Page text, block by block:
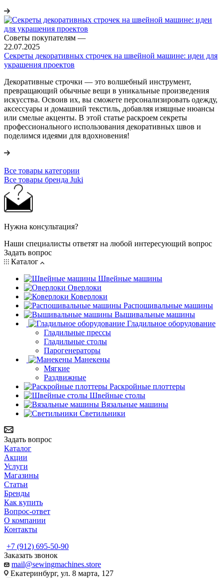
Советы покупателям —
22.07.2025
Секреты декоративных строчек на швейной машине: идеи для
украшения проектов
Декоративные строчки — это волшебный инструмент,
превращающий обычные вещи в уникальные произведения
искусства. Освоив их, вы сможете персонализировать одежду,
аксессуары и домашний текстиль, добавляя изящные нюансы
или смелые акценты. В этой статье раскроем секреты
профессионального использования декоративных швов и
поделимся идеями для вдохновения!
Все товары категории
Все товары бренда Juki
Нужна консультация?
Наши специалисты ответят на любой интересующий вопрос
Задать вопрос
Каталог
Швейные машины
Оверлоки
Коверлоки
Распошивальные машины
Вышивальные машины
Гладильное оборудование
Гладильные прессы
Гладильные столы
Парогенераторы
Манекены
Мягкие
Раздвижные
Раскройные плоттеры
Швейные столы
Вязальные машины
Светильники
Задать вопрос
Каталог
Акции
Услуги
Магазины
Статьи
Бренды
Как купить
Вопрос-ответ
О компании
Контакты
+7 (912) 695-50-90
Заказать звонок
mail@sewingmachines.store
Екатеринбург, ул. 8 марта, 127